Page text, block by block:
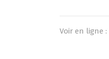
Voir en ligne :